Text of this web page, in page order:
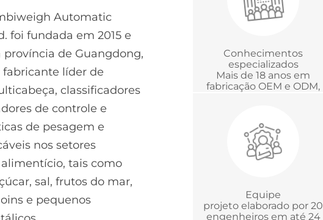
Automatic
foi fundada em 2015 e
província de Guangdong,
fabricante líder de
classificadores
de controle e
de pesagem e
nos setores
tais como
sal, frutos do mar,
e pequenos
Conhecimentos
especializados
Mais de 18 anos em
fabricação OEM e ODM,
Equipe
projeto elaborado por 20
engenheiros em até 24